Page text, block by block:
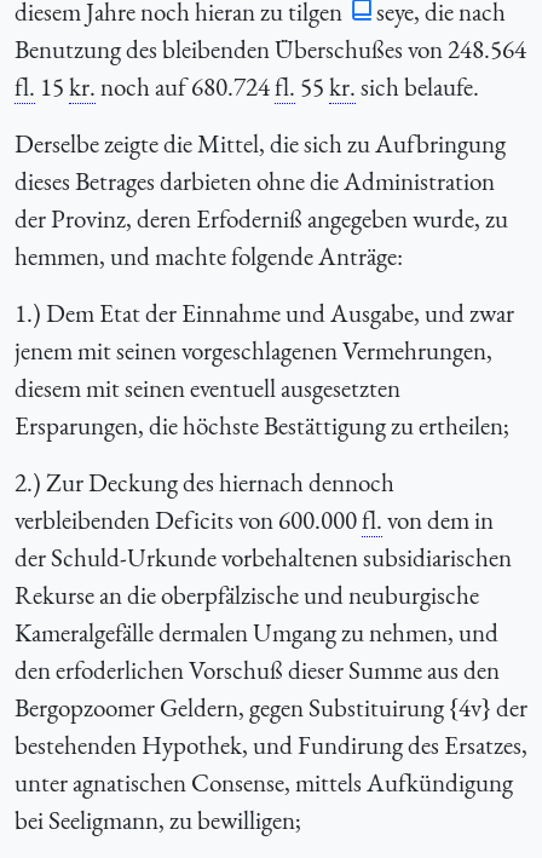
diesem Jahre noch hieran zu tilgen
seye, die nach
Benutzung des bleibenden Überschußes von 248.564
fl. 15kr.noch auf 680.724fl. 55kr.sich belaufe.
Derselbe zeigte die Mittel, die sich zu Aufbringung
dieses Betrages darbieten ohne die Administration
der Provinz, deren Erfoderniß angegeben wurde, zu
hemmen, und machte folgende Anträge:
1.) Dem Etat der Einnahme und Ausgabe, und zwar
jenem mit seinen vorgeschlagenen Vermehrungen,
diesem mit seinen eventuell ausgesetzten
Ersparungen, die höchste Bestättigung zu ertheilen;
2.) Zur Deckung des hiernach dennoch
verbleibenden Deficits von 600.000fl.von dem in
der Schuld-Urkunde vorbehaltenen subsidiarischen
Rekurse an die oberpfälzische und neuburgische
Kameralgefälle dermalen Umgang zu nehmen, und
den erfoderlichen Vorschuß dieser Summe aus den
Bergopzoomer Geldern, gegen Substituirung {4v} der
bestehenden Hypothek, und Fundirung des Ersatzes,
unter agnatischen Consense, mittels Aufkündigung
bei Seeligmann, zu bewilligen;